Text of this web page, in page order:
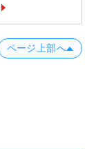
ページ上部へ